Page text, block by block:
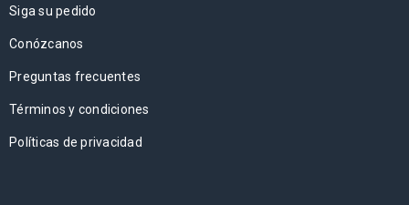
Siga su pedido
Conózcanos
Preguntas frecuentes
Términos y condiciones
Políticas de privacidad